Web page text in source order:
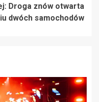
Droga znów otwarta
dwóch samochodów